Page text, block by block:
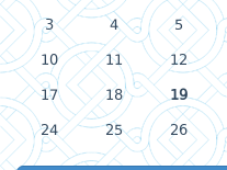
3 4 5
10 11 12
17 18 19
24 25 26